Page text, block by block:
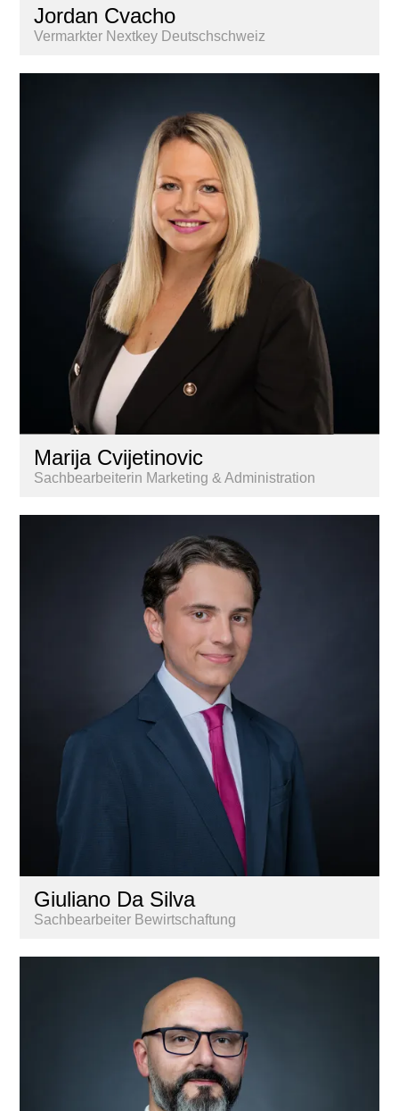
Jordan Cvacho
Vermarkter Nextkey Deutschschweiz
Marija Cvijetinovic
Sachbearbeiterin Marketing & Administration
Giuliano Da Silva
Sachbearbeiter Bewirtschaftung